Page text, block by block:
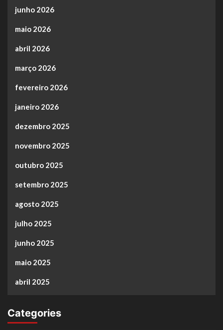
junho 2026
maio 2026
abril 2026
março 2026
fevereiro 2026
janeiro 2026
dezembro 2025
novembro 2025
outubro 2025
setembro 2025
agosto 2025
julho 2025
junho 2025
maio 2025
abril 2025
Categories